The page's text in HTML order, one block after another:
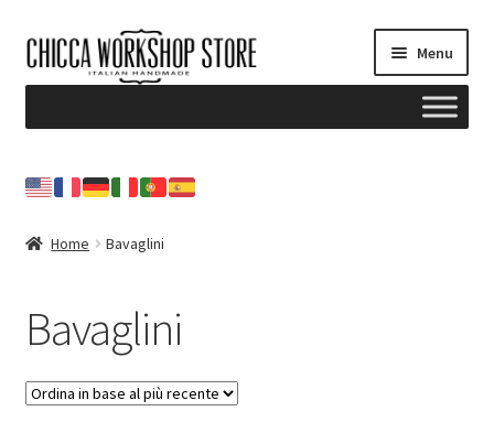
Vai
alla
Vai
al
Menu
Contattami
NEWSLETTER
Home Bavaglini
Bavaglini